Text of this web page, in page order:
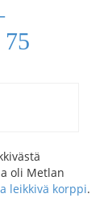
oli Metlan
leikkivä korppi.